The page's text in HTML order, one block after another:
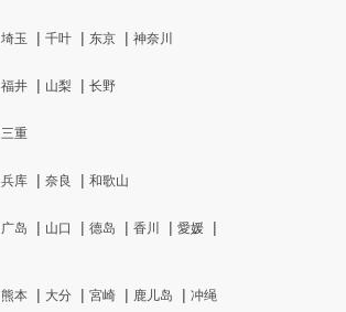
埼玉 千叶 东京
神奈川
福井 山梨
长野
三重
兵库 奈良
和歌山
广岛 山口 德岛 香川
愛媛
熊本 大分 宮崎 鹿儿岛 冲绳